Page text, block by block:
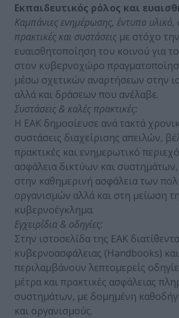
Εκπαιδευτικός ρόλος και
Καμπάνιες ενημέρωσης, έντυπο υλικό,
πρακτικές και συστάσεις με στόχο
ευαισθητοποίηση του κοινού για
στον κυβερνοχώρο
μέσω σχετικών αναρτήσεων στην
αλλά και δράσεων που ανέλαβε.
Συστάσεις & καλές πρακτικές:
Η ΕΑΚ δημοσίευσε ανά τακτά
συστάσεις διαχείρισης απειλών,
πρακτικές και ενημερωτικό
ασφάλεια δικτύων και
στην καθημερινή ασφάλεια των
οργανισμών αλλά και στη μείωση
κυβερνοέγκλημα.
Εγχειρίδια & οδηγίες:
Στην ιστοσελίδα της ΕΑΚ
κυβερνοασφάλειας (Handbooks)
περιλαμβάνουν λεπτομερείς
μέτρα και πρακτικές ασφάλειας
συστημάτων, με δομημένη
και οργανισμούς.